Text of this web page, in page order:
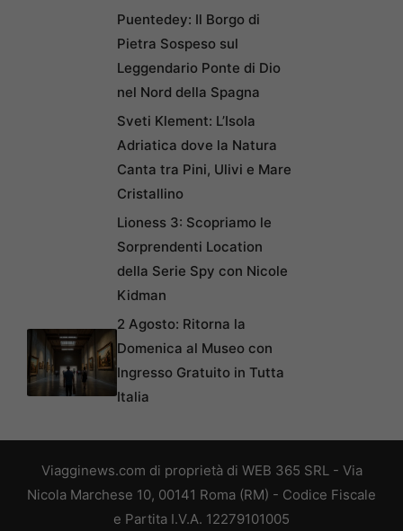
Puentedey: Il Borgo di
Pietra Sospeso sul
Leggendario Ponte di Dio
nel Nord della Spagna
Sveti Klement: L’Isola
Adriatica dove la Natura
Canta tra Pini, Ulivi e Mare
Cristallino
Lioness 3: Scopriamo le
Sorprendenti Location
della Serie Spy con Nicole
Kidman
2 Agosto: Ritorna la
Domenica al Museo con
Ingresso Gratuito in Tutta
Italia
Viagginews.com di proprietà di WEB 365 SRL - Via
Nicola Marchese 10, 00141 Roma (RM) - Codice Fiscale
e Partita I.V.A. 12279101005